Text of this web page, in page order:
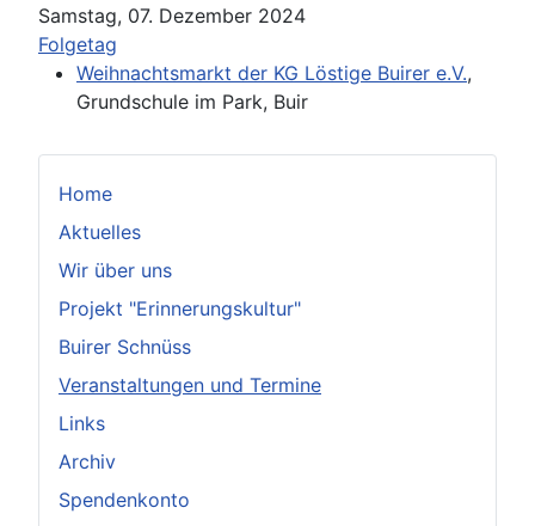
Home
Aktuelles
Wir über uns
Projekt "Erinnerungskultur"
Buirer Schnüss
Veranstaltungen und Termine
Links
Archiv
Spendenkonto
Samstag, 07. Dezember 2024
Folgetag
Weihnachtsmarkt der KG Löstige Buirer e.V.,
Grundschule im Park, Buir